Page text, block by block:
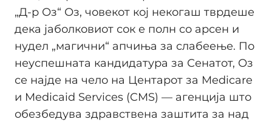
„Д-р Оз“ Оз, човекот кој некогаш тврдеше
дека јаболковиот сок е полн со арсен и
нудел „магични“ апчиња за слабеење. По
неуспешната кандидатура за Сенатот, Оз
се најде на чело на Центарот за Medicare
и Medicaid Services (CMS) — агенција што
обезбедува здравствена заштита за над